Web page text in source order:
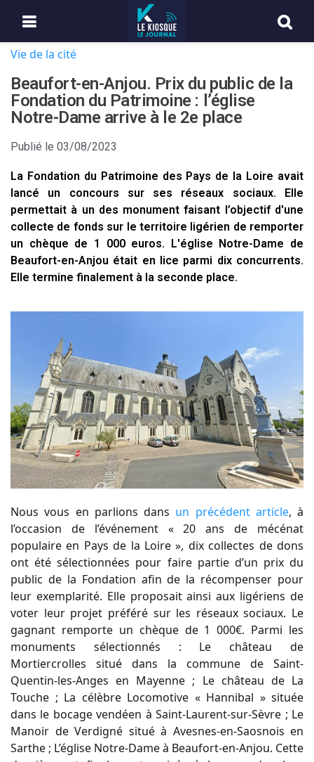
Vie de la cité
Beaufort-en-Anjou. Prix du public de la
Fondation du Patrimoine : l’église
Notre-Dame arrive à le 2e place
Publié le 03/08/2023
La Fondation du Patrimoine des Pays de la Loire avait
lancé un concours sur ses réseaux sociaux. Elle
permettait à un des monument faisant l’objectif d'une
collecte de fonds sur le territoire ligérien de remporter
un chèque de 1 000 euros. L'église Notre-Dame de
Beaufort-en-Anjou était en lice parmi dix concurrents.
Elle termine finalement à la seconde place.
Nous vous en parlions dans un précédent article, à
l’occasion de l’événement « 20 ans de mécénat
populaire en Pays de la Loire », dix collectes de dons
ont été sélectionnées pour faire partie d’un prix du
public de la Fondation afin de la récompenser pour
leur exemplarité. Elle proposait ainsi aux ligériens de
voter leur projet préféré sur les réseaux sociaux. Le
gagnant remporte un chèque de 1 000€. Parmi les
monuments sélectionnés : Le château de
Mortiercrolles situé dans la commune de Saint-
Quentin-les-Anges en Mayenne ; Le château de La
Touche ; La célèbre Locomotive « Hannibal » située
dans le bocage vendéen à Saint-Laurent-sur-Sèvre ; Le
Manoir de Verdigné situé à Avesnes-en-Saosnois en
Sarthe ; L’église Notre-Dame à Beaufort-en-Anjou. Cette